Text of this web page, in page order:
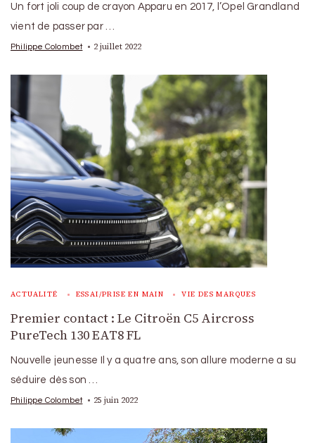
Un fort joli coup de crayon Apparu en 2017, l’Opel Grandland
vient de passer par …
Philippe Colombet 2 juillet 2022
ACTUALITÉ ESSAI/PRISE EN MAIN VIE DES MARQUES
Premier contact : Le Citroën C5 Aircross
PureTech 130 EAT8 FL
Nouvelle jeunesse Il y a quatre ans, son allure moderne a su
séduire dès son …
Philippe Colombet 25 juin 2022